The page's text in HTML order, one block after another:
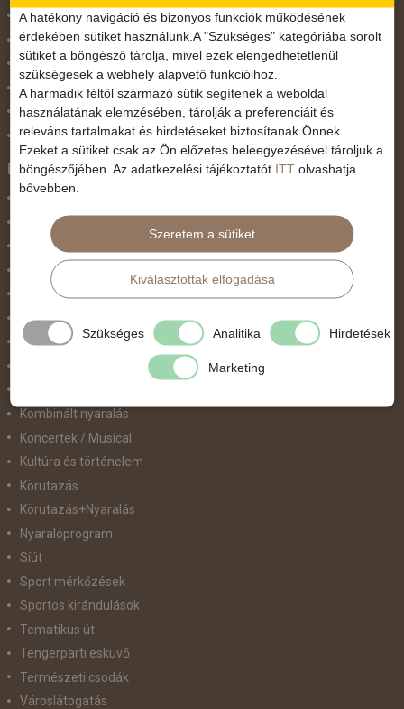
November 1.
Október 23.
Pünkösdi utazás
Szilveszter
Tavaszi szünet
Valentin nap
Programtípus
Belépőjegy
Egyéni út
Egzotikus út
Fesztiválok
Golfút
Gyalogtúra
Kombinált nyaralás
Koncertek / Musical
Kultúra és történelem
Körutazás
Körutazás+Nyaralás
Nyaralóprogram
Síút
Sport mérkőzések
Sportos kirándulások
Tematikus út
Tengerparti esküvő
Természeti csodák
Városlátogatás
A hatékony navigáció és bizonyos funkciók működésének
érdekében sütiket használunk.A "Szükséges" kategóriába sorolt
sütiket a böngésző tárolja, mivel ezek elengedhetetlenül
szükségesek a webhely alapvető funkcióihoz.
A harmadik féltől származó sütik segítenek a weboldal
használatának elemzésében, tárolják a preferenciáit és
releváns tartalmakat és hirdetéseket biztosítanak Önnek.
Ezeket a sütiket csak az Ön előzetes beleegyezésével tároljuk a
böngészőjében. Az adatkezelési tájékoztatót ITT olvashatja
bővebben.
Szeretem a sütiket
Kiválasztottak elfogadása
Szükséges Analitika Hirdetések
Marketing